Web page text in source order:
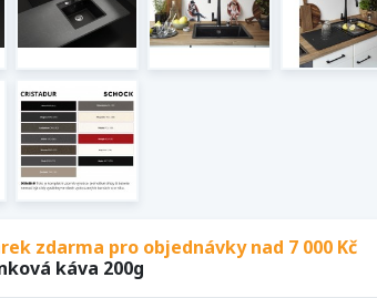
zdarma pro objednávky nad 7 000 Kč
káva 200g